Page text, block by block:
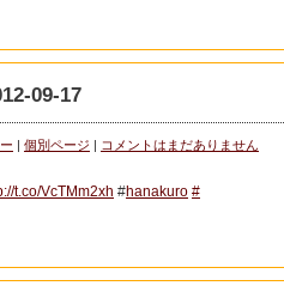
09-17
| 個別ページ | コメントはまだありません
t.co/VcTMm2xh #hanakuro #